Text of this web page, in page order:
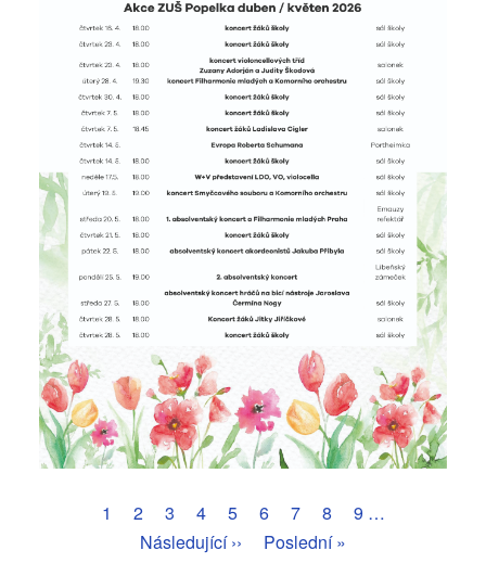
Pagination
Aktuální
stránka
1 Page
2 Page
3 Page
4 Page
5 Page
6 Page
7 Page
8 Page
9 …
Následující
Následující ››
Poslední
Poslední »